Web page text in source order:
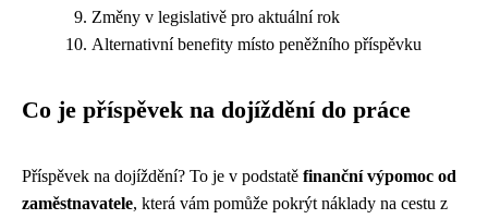
Změny v legislativě pro aktuální rok
Alternativní benefity místo peněžního příspěvku
Co je příspěvek na dojíždění do práce
Příspěvek na dojíždění? To je v podstatě finanční výpomoc od
zaměstnavatele, která vám pomůže pokrýt náklady na cestu z